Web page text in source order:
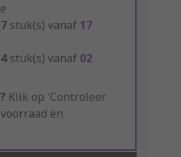
7 stuk(s) vanaf 17
4stuk(s) vanaf 02
Klik op 'Controleer
en